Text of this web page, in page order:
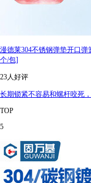
漫德莱304不锈钢弹垫开口
个/包]
23人好评
长期锁紧不容易和螺杆咬死
TOP
5